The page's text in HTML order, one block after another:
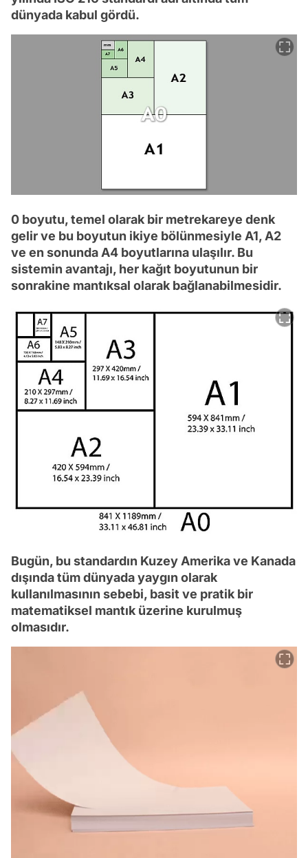
dünyada kabul gördü.
0 boyutu, temel olarak bir metrekareye denk
gelir ve bu boyutun ikiye bölünmesiyle A1, A2
ve en sonunda A4 boyutlarına ulaşılır. Bu
sistemin avantajı, her kağıt boyutunun bir
sonrakine mantıksal olarak bağlanabilmesidir.
Bugün, bu standardın Kuzey Amerika ve Kanada
dışında tüm dünyada yaygın olarak
kullanılmasının sebebi, basit ve pratik bir
matematiksel mantık üzerine kurulmuş
olmasıdır.